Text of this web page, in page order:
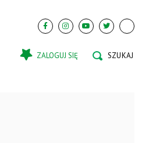
ZALOGUJ SIĘ